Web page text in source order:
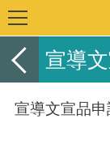
宣導
宣導文宣品申